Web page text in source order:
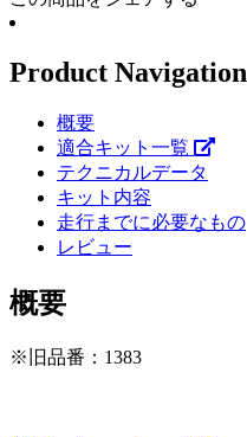
Product Navigation
概要
適合キット一覧
テクニカルデータ
キット内容
走行までに必要なもの
レビュー
概要
※旧品番：1383